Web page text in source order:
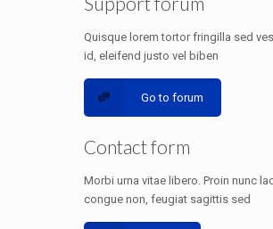
Quisque lorem tortor fringilla sed
id, eleifend justo vel biben
Go to forum
Contact form
Morbi urna vitae libero. Proin nunc
congue non, feugiat sagittis sed